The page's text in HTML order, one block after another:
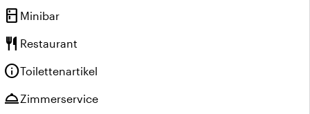
kitchen Minibar
restaurant Restaurant
infoToilettenartikel
room_serviceZimmerservice